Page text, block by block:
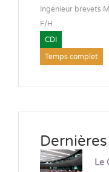
Ingénieur brevets
F/H
CDI
Temps complet
Le